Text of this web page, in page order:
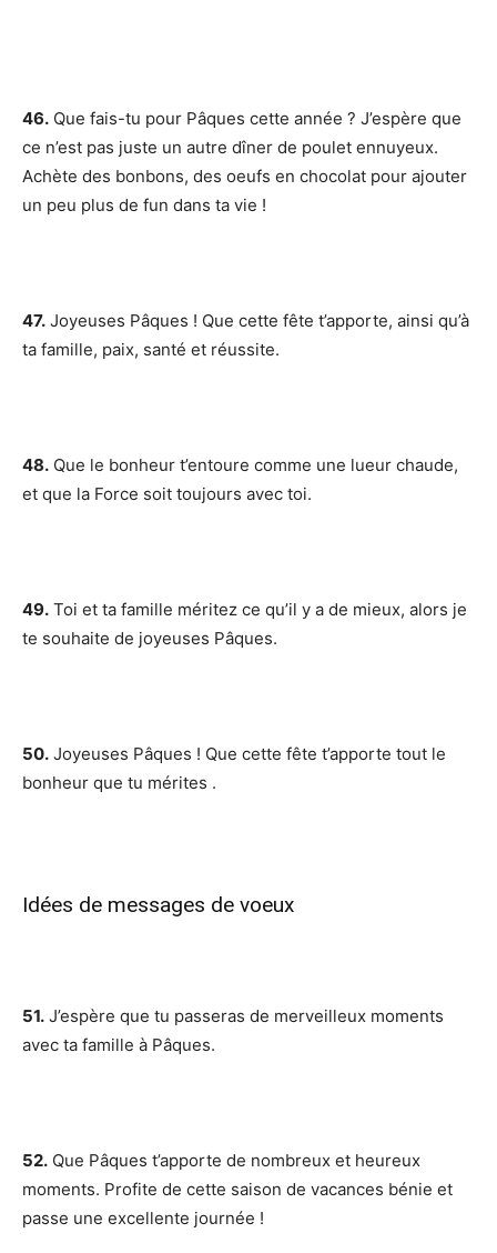
46. Que fais-tu pour Pâques cette année ? J’espère que
ce n’est pas juste un autre dîner de poulet ennuyeux.
Achète des bonbons, des oeufs en chocolat pour ajouter
un peu plus de fun dans ta vie !
47. Joyeuses Pâques ! Que cette fête t’apporte, ainsi qu’à
ta famille, paix, santé et réussite.
48. Que le bonheur t’entoure comme une lueur chaude,
et que la Force soit toujours avec toi.
49. Toi et ta famille méritez ce qu’il y a de mieux, alors je
te souhaite de joyeuses Pâques.
50. Joyeuses Pâques ! Que cette fête t’apporte tout le
bonheur que tu mérites .
Idées de messages de voeux
51. J’espère que tu passeras de merveilleux moments
avec ta famille à Pâques.
52. Que Pâques t’apporte de nombreux et heureux
moments. Profite de cette saison de vacances bénie et
passe une excellente journée !